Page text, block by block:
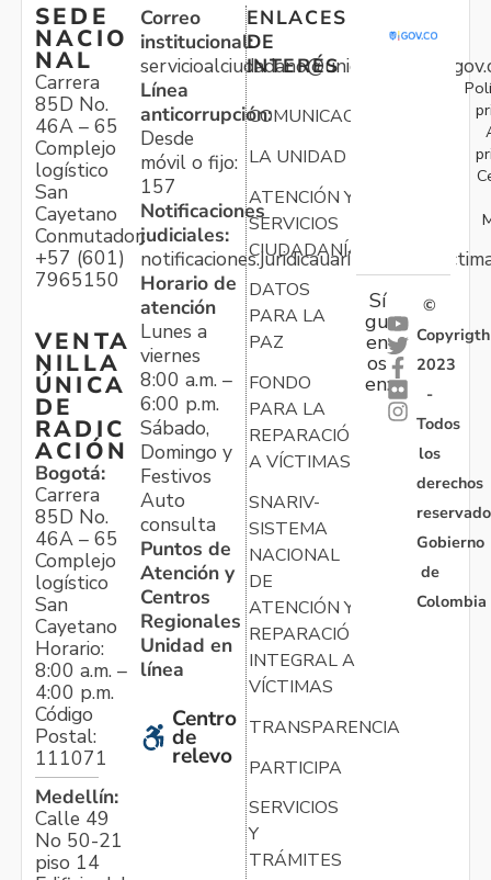
SEDE
NACIO
NAL
Carrera
85D No.
46A – 65
Complejo
logístico
San
Cayetano
Conmutador:
+57 (601)
7965150
VENTA
NILLA
ÚNICA
DE
RADIC
ACIÓN
Bogotá:
Carrera
85D No.
46A – 65
Complejo
logístico
San
Cayetano
Horario:
8:00 a.m. –
4:00 p.m.
Código
Postal:
111071
Medellín:
Calle 49
No 50-21
piso 14
Correo
institucional:
Línea
anticorrupción:
Desde
móvil o fijo:
157
Notificaciones
judiciales:
Horario de
atención
Lunes a
viernes
8:00 a.m. –
6:00 p.m.
Sábado,
Domingo y
Festivos
Auto
consulta
Puntos de
Atención y
Centros
Regionales
Unidad en
línea
Centro
de
relevo
ENLACES
DE
INTERÉS
COMUNICACIONES
LA UNIDAD
ATENCIÓN Y
SERVICIOS
CIUDADANÍA
DATOS
PARA LA
PAZ
FONDO
PARA LA
REPARACIÓN
A VÍCTIMAS
SNARIV-
SISTEMA
NACIONAL
DE
ATENCIÓN Y
REPARACIÓN
INTEGRAL A
VÍCTIMAS
TRANSPARENCIA
PARTICIPA
SERVICIOS
Y
TRÁMITES
Sí
gu
en
os
en:
©
Copyrigth
2023
-
Todos
los
derechos
Gobierno
de
Colombia